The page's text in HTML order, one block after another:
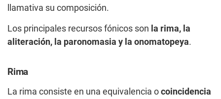
llamativa su composición.
Los principales recursos fónicos son la rima, la
aliteración, la paronomasia y la onomatopeya.
Rima
La rima consiste en una equivalencia o coincidencia